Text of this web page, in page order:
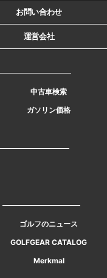
お問い合わせ
運営会社
中古車検索
ガソリン価格
ゴルフのニュース
GOLFGEAR CATALOG
Merkmal